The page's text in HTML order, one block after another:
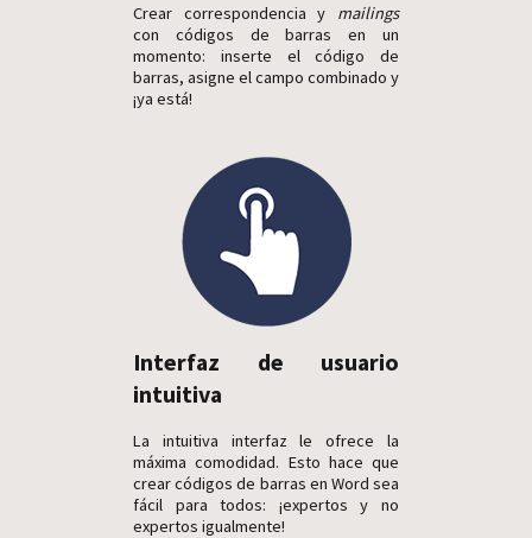
Crear correspondencia y mailings
con códigos de barras en un
momento: inserte el código de
barras, asigne el campo combinado y
¡ya está!
Interfaz de usuario
intuitiva
La intuitiva interfaz le ofrece la
máxima comodidad. Esto hace que
crear códigos de barras en Word sea
fácil para todos: ¡expertos y no
expertos igualmente!